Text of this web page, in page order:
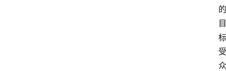
的
目
标
受
众